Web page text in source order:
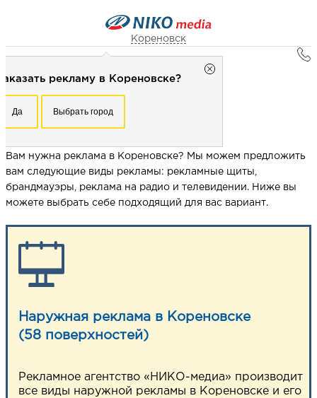
Кореновск
рекламу в Кореновске?
Да Выбрать город
Кореновск
Заказать рекламу в Кореновске?
Выберите свой город
НАПИСАТЬ НАМ
Реклама в городах
РЕКЛАМА В КОРЕНОВСКЕ
Вам нужна реклама в Кореновске? Мы можем предложить
вам следующие виды рекламы: рекламные щиты,
брандмауэры, реклама на радио и телевидении. Ниже вы
можете выбрать себе подходящий для вас вариант.
Наружная реклама в Кореновске
(58 поверхностей)
Рекламное агентство «НИКО-медиа» производит
все виды наружной рекламы в Кореновске и его